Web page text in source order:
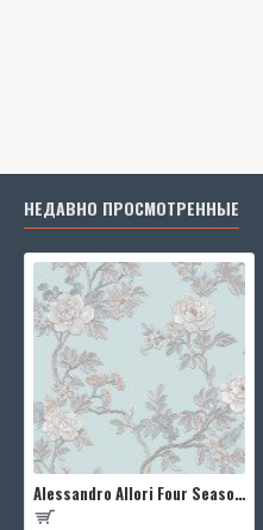
НЕДАВНО ПРОСМОТРЕННЫЕ
Alessandro Allori Four Seasons RST1601-4